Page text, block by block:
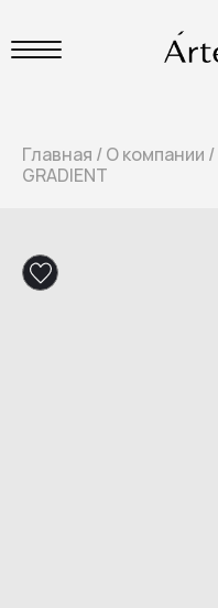
Главная /О компании /
GRADIENT